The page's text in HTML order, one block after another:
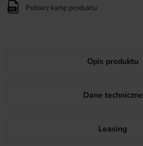
Pobierz kartę produktu
Opis produktu
Dane techniczne
Leasing